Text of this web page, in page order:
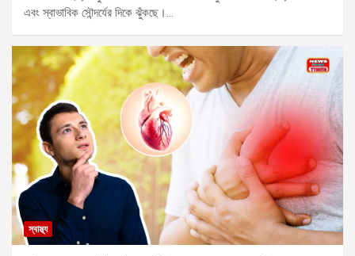
এবং স্বাভাবিক সৌন্দর্যের দিকে ঝুঁকছে।…
স্বাস্থ্য